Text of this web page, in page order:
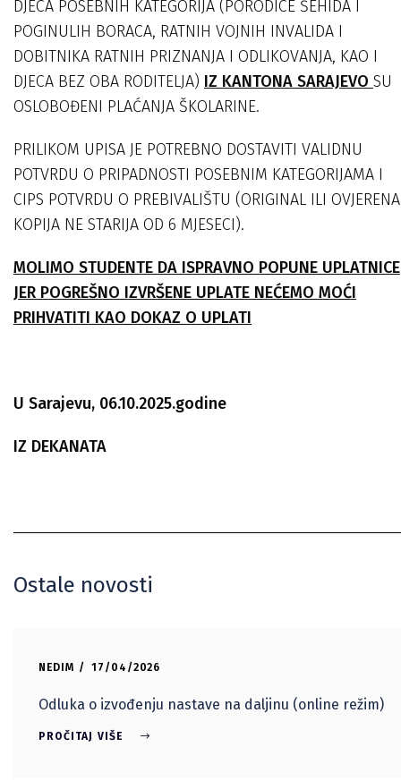
DJECA POSEBNIH KATEGORIJA (PORODICE ŠEHIDA I
POGINULIH BORACA, RATNIH VOJNIH INVALIDA I
DOBITNIKA RATNIH PRIZNANJA I ODLIKOVANJA, KAO I
DJECA BEZ OBA RODITELJA) IZ KANTONA SARAJEVO SU
OSLOBOĐENI PLAĆANJA ŠKOLARINE.
PRILIKOM UPISA JE POTREBNO DOSTAVITI VALIDNU
POTVRDU O PRIPADNOSTI POSEBNIM KATEGORIJAMA I
CIPS POTVRDU O PREBIVALIŠTU (ORIGINAL ILI OVJERENA
KOPIJA NE STARIJA OD 6 MJESECI).
MOLIMO STUDENTE DA ISPRAVNO POPUNE UPLATNICE
JER POGREŠNO IZVRŠENE UPLATE NEĆEMO MOĆI
PRIHVATITI KAO DOKAZ O UPLATI
U Sarajevu, 06.10.2025.godine
IZ DEKANATA
Ostale novosti
NEDIM 17/04/2026
Odluka o izvođenju nastave na daljinu (online režim)
PROČITAJ VIŠE